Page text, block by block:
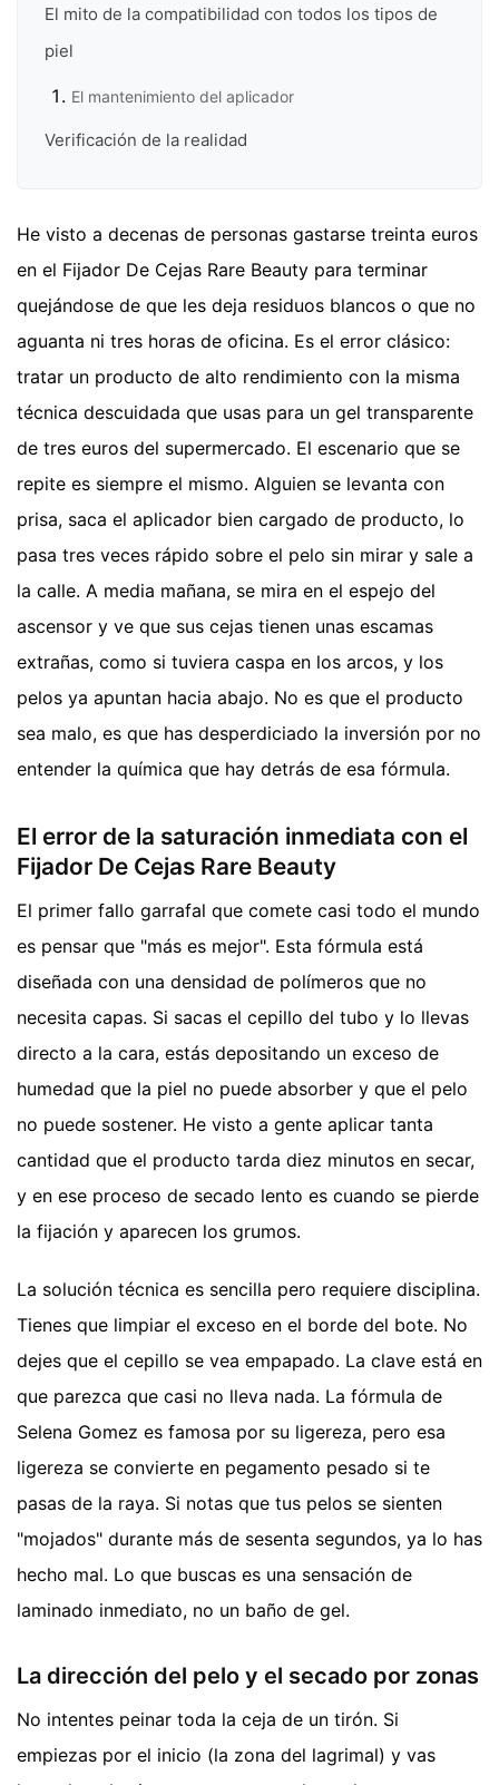
El mito de la compatibilidad con todos los tipos de
piel
El mantenimiento del aplicador
Verificación de la realidad
He visto a decenas de personas gastarse treinta euros
en el Fijador De Cejas Rare Beauty para terminar
quejándose de que les deja residuos blancos o que no
aguanta ni tres horas de oficina. Es el error clásico:
tratar un producto de alto rendimiento con la misma
técnica descuidada que usas para un gel transparente
de tres euros del supermercado. El escenario que se
repite es siempre el mismo. Alguien se levanta con
prisa, saca el aplicador bien cargado de producto, lo
pasa tres veces rápido sobre el pelo sin mirar y sale a
la calle. A media mañana, se mira en el espejo del
ascensor y ve que sus cejas tienen unas escamas
extrañas, como si tuviera caspa en los arcos, y los
pelos ya apuntan hacia abajo. No es que el producto
sea malo, es que has desperdiciado la inversión por no
entender la química que hay detrás de esa fórmula.
El error de la saturación inmediata con el
Fijador De Cejas Rare Beauty
El primer fallo garrafal que comete casi todo el mundo
es pensar que "más es mejor". Esta fórmula está
diseñada con una densidad de polímeros que no
necesita capas. Si sacas el cepillo del tubo y lo llevas
directo a la cara, estás depositando un exceso de
humedad que la piel no puede absorber y que el pelo
no puede sostener. He visto a gente aplicar tanta
cantidad que el producto tarda diez minutos en secar,
y en ese proceso de secado lento es cuando se pierde
la fijación y aparecen los grumos.
La solución técnica es sencilla pero requiere disciplina.
Tienes que limpiar el exceso en el borde del bote. No
dejes que el cepillo se vea empapado. La clave está en
que parezca que casi no lleva nada. La fórmula de
Selena Gomez es famosa por su ligereza, pero esa
ligereza se convierte en pegamento pesado si te
pasas de la raya. Si notas que tus pelos se sienten
"mojados" durante más de sesenta segundos, ya lo has
hecho mal. Lo que buscas es una sensación de
laminado inmediato, no un baño de gel.
La dirección del pelo y el secado por zonas
No intentes peinar toda la ceja de un tirón. Si
empiezas por el inicio (la zona del lagrimal) y vas